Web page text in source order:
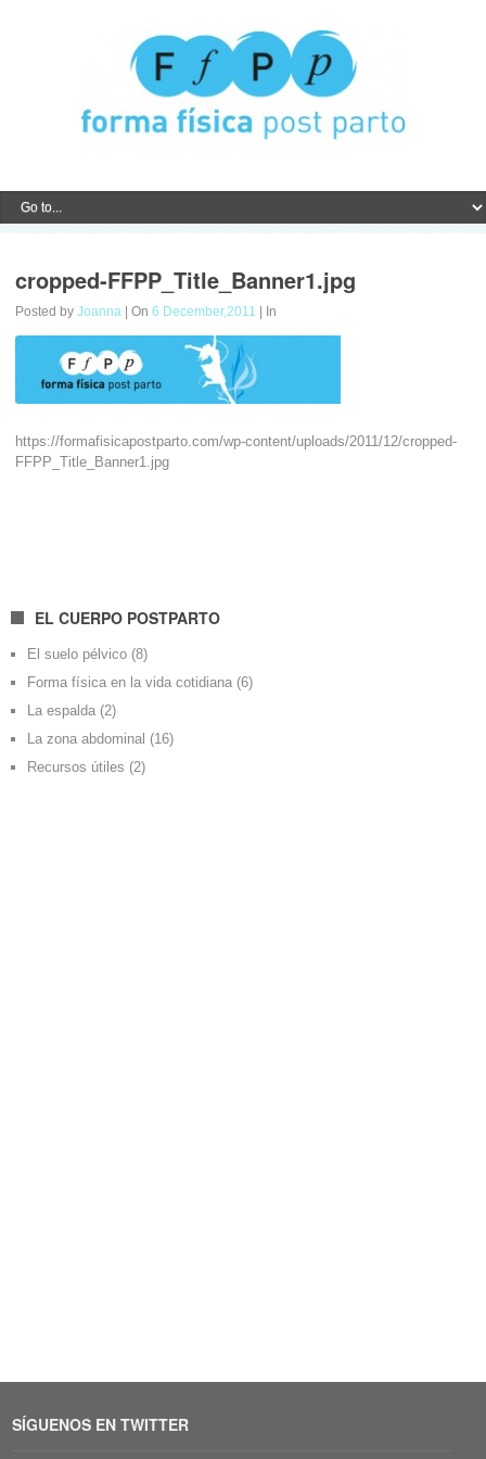
cropped-FFPP_Title_Banner1.jpg
Posted byJoanna | On6 December,2011 | In
https://formafisicapostparto.com/wp-content/uploads/2011/12/cropped-
FFPP_Title_Banner1.jpg
EL CUERPO POSTPARTO
El suelo pélvico (8)
Forma física en la vida cotidiana (6)
La espalda (2)
La zona abdominal (16)
Recursos útiles (2)
SÍGUENOS EN TWITTER